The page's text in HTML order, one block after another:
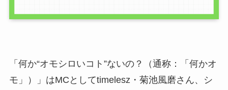
「何か“オモシロいコト”ないの？（通称：「何かオ
モ」）」はMCとしてtimelesz・菊池風磨さん、シ